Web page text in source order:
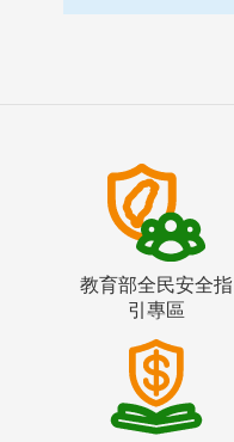
教育部全民安全指
引專區